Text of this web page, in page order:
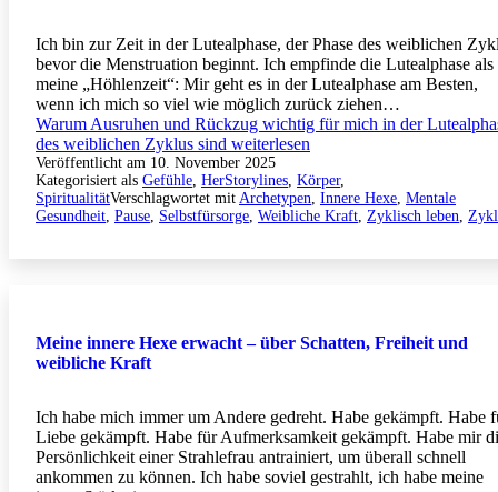
Ich bin zur Zeit in der Lutealphase, der Phase des weiblichen
bevor die Menstruation beginnt. Ich empfinde die Lutealphase als
meine „Höhlenzeit“: Mir geht es in der Lutealphase am Besten,
wenn ich mich so viel wie möglich zurück ziehen…
Warum Ausruhen und Rückzug wichtig für mich in der
des weiblichen Zyklus sind weiterlesen
Veröffentlicht am 10. November 2025
Kategorisiert als Gefühle HerStorylines Körper,
SpiritualitätVerschlagwortet mit Archetypen Innere Hexe Mentale
Gesundheit Pause Selbstfürsorge Weibliche Kraft Zyklisch leben
Meine innere Hexe erwacht – über Schatten, Freiheit und
weibliche Kraft
Ich habe mich immer um Andere gedreht. Habe gekämpft. Habe
Liebe gekämpft. Habe für Aufmerksamkeit gekämpft. Habe mir
Persönlichkeit einer Strahlefrau antrainiert, um überall schnell
ankommen zu können. Ich habe soviel gestrahlt, ich habe meine